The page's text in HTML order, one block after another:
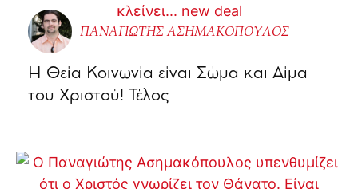
ΠΑΝΑΓΙΩΤΗΣ ΑΣΗΜΑΚΟΠΟΥΛΟΣ
Η Θεία Κοινωνία είναι Σώμα και Αίμα
του Χριστού! Τέλος